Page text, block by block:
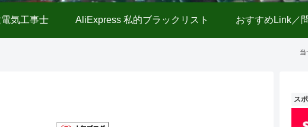
気工事士 AliExpress 私的ブラックリスト おすすめLink／
当
ス